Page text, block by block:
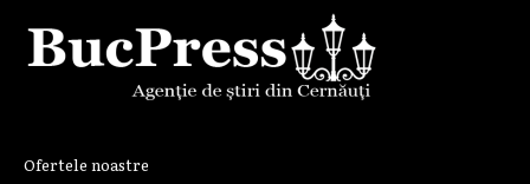
Ofertele noastre